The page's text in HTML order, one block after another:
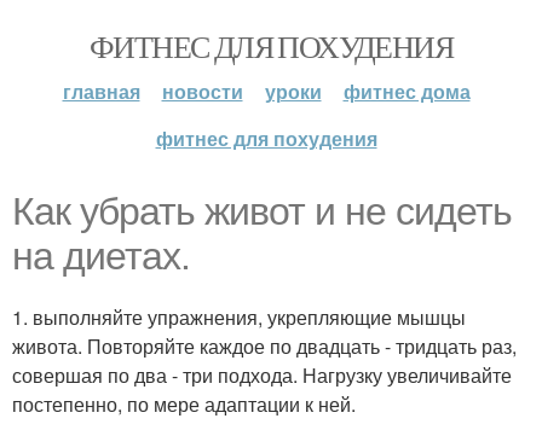
ФИТНЕС ДЛЯ ПОХУДЕНИЯ
главная новости уроки
фитнес дома
фитнес для похудения
Как убрать живот и не сидеть
на диетах.
1. выполняйте упражнения, укрепляющие мышцы
живота. Повторяйте каждое по двадцать - тридцать раз,
совершая по два - три подхода. Нагрузку увеличивайте
постепенно, по мере адаптации к ней.